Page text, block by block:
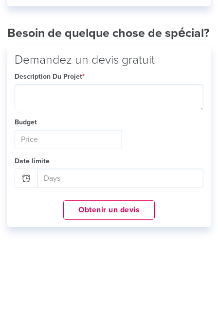
Besoin de quelque chose de spécial?
Demandez un devis gratuit
Description Du Projet*
Budget
Date limite
Obtenir un devis